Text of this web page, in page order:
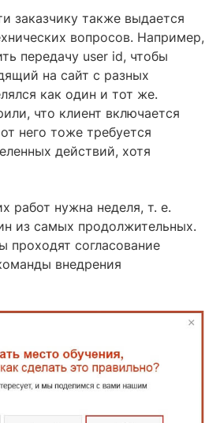
заказчику также выдается
вопросов. Например,
передачу user id, чтобы
на сайт с разных
как один и тот же.
что клиент включается
него тоже требуется
действий, хотя
работ нужна неделя, т. е.
из самых продолжительных.
проходят согласование
внедрения